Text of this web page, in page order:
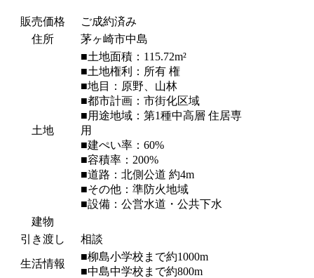
販売価格
ご成約済み
住所
茅ヶ崎市中島
土地
■土地面積：115.72m²
■土地権利：所有 権
■地目：原野、山林
■都市計画：市街化区域
■用途地域：第1種中高層 住居専
用
■建ぺい率：60%
■容積率：200%
■道路：北側公道 約4m
■その他：準防火地域
■設備：公営水道・公共下水
建物
引き渡し
相談
生活情報
■柳島小学校まで約1000m
■中島中学校まで約800m